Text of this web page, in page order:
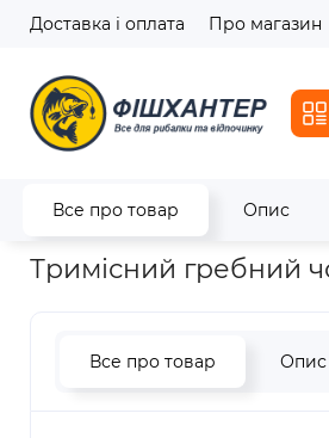
Доставка і оплата Про магазин
Все про товар Опис
Головна Човни Надувні човни
Тримісний гребний
Все про товар Опис